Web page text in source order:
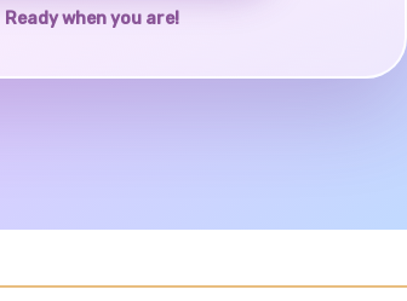
Ready when you are!